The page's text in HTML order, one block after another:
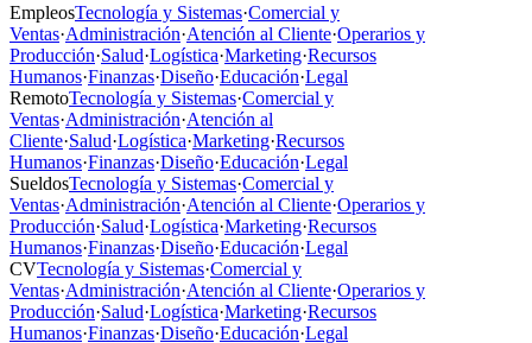
EmpleosTecnología y Sistemas·Comercial y
Ventas·Administración·Atención al Cliente·Operarios y
Producción·Salud·Logística·Marketing·Recursos
Humanos·Finanzas·Diseño·Educación·Legal
RemotoTecnología y Sistemas·Comercial y
Ventas·Administración·Atención al
Cliente·Salud·Logística·Marketing·Recursos
Humanos·Finanzas·Diseño·Educación·Legal
SueldosTecnología y Sistemas·Comercial y
Ventas·Administración·Atención al Cliente·Operarios y
Producción·Salud·Logística·Marketing·Recursos
Humanos·Finanzas·Diseño·Educación·Legal
CVTecnología y Sistemas·Comercial y
Ventas·Administración·Atención al Cliente·Operarios y
Producción·Salud·Logística·Marketing·Recursos
Humanos·Finanzas·Diseño·Educación·Legal